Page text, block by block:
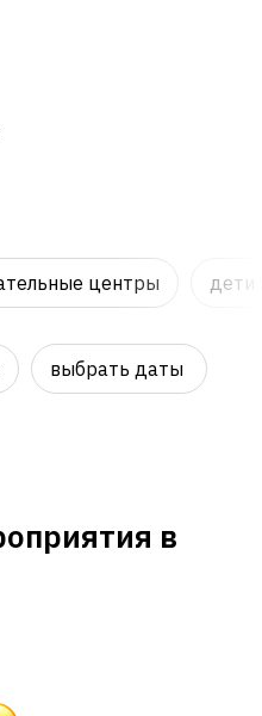
центры дети
выбрать даты
в